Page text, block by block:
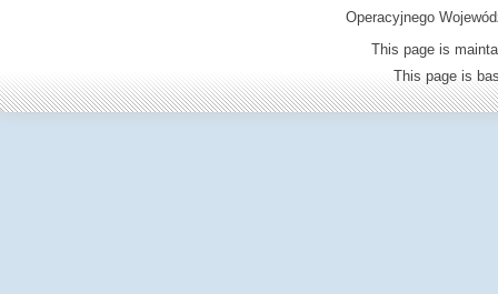
Operacyjnego
This page is
This page is